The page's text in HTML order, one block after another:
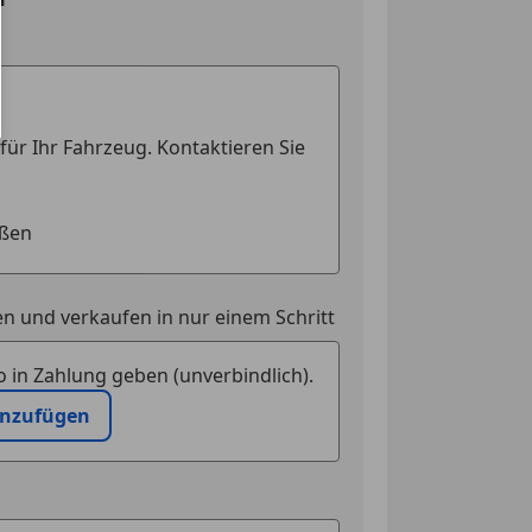
und verkaufen in nur einem Schritt
in Zahlung geben (unverbindlich).